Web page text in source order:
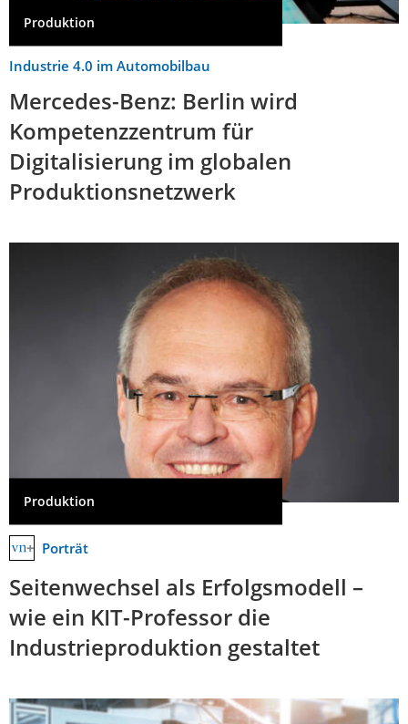
Produktion
Industrie 4.0 im Automobilbau
Mercedes-Benz: Berlin wird
Kompetenzzentrum für
Digitalisierung im globalen
Produktionsnetzwerk
Produktion
Porträt
Seitenwechsel als Erfolgsmodell –
wie ein KIT-Professor die
Industrieproduktion gestaltet